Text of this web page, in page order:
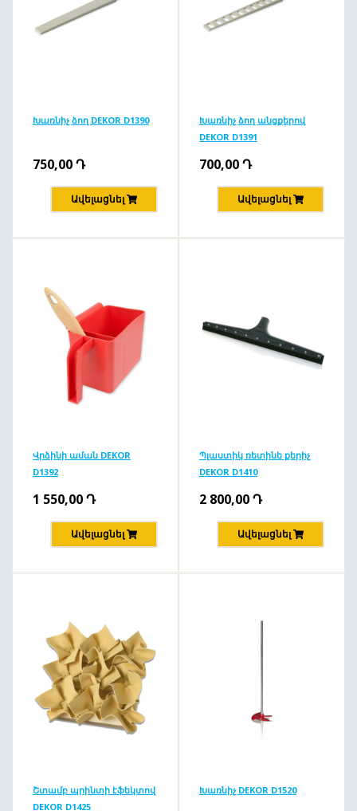
Խառնիչ ձող DEKOR D1390
750,00Դ
Ավելացնել
Խառնիչ ձող անցքերով
DEKOR D1391
700,00Դ
Ավելացնել
Վրձինի աման DEKOR
D1392
1 550,00Դ
Ավելացնել
Պլաստիկ ռետինե քերիչ
DEKOR D1410
2 800,00Դ
Ավելացնել
Շտամբ պրինտի էֆեկտով
DEKOR D1425
Խառնիչ DEKOR D1520